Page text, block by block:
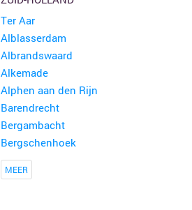
Ter Aar
Alblasserdam
Albrandswaard
Alkemade
Alphen aan den Rijn
Barendrecht
Bergambacht
Bergschenhoek
MEER